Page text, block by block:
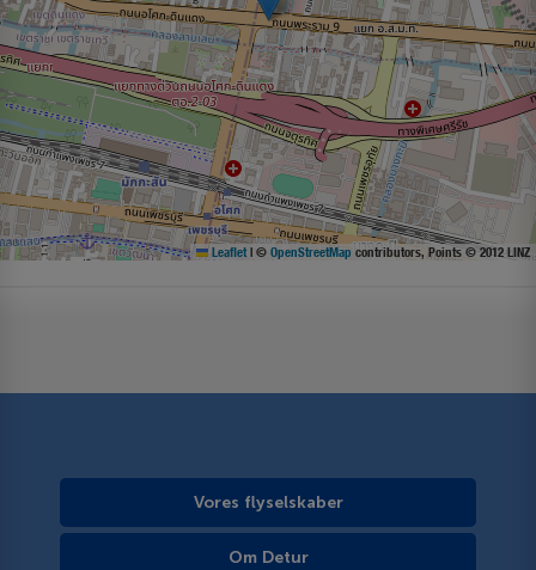
Leaflet | © OpenStreetMap contributors, Points © 2012 LINZ
Vores flyselskaber
Om Detur